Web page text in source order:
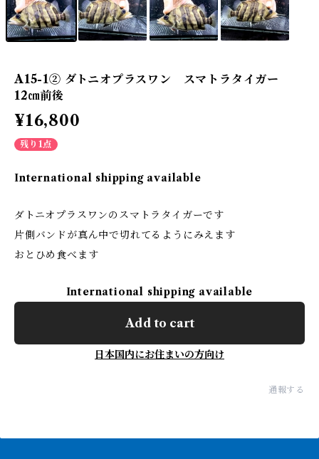
A15-1② ダトニオプラスワン スマトラタイガー
12㎝前後
¥16,800
残り1点
International shipping available
ダトニオプラスワンのスマトラタイガーです
片側バンドが真ん中で切れてるようにみえます
おとひめ食べます
International shipping available
Add to cart
日本国内にお住まいの方向け
通報する